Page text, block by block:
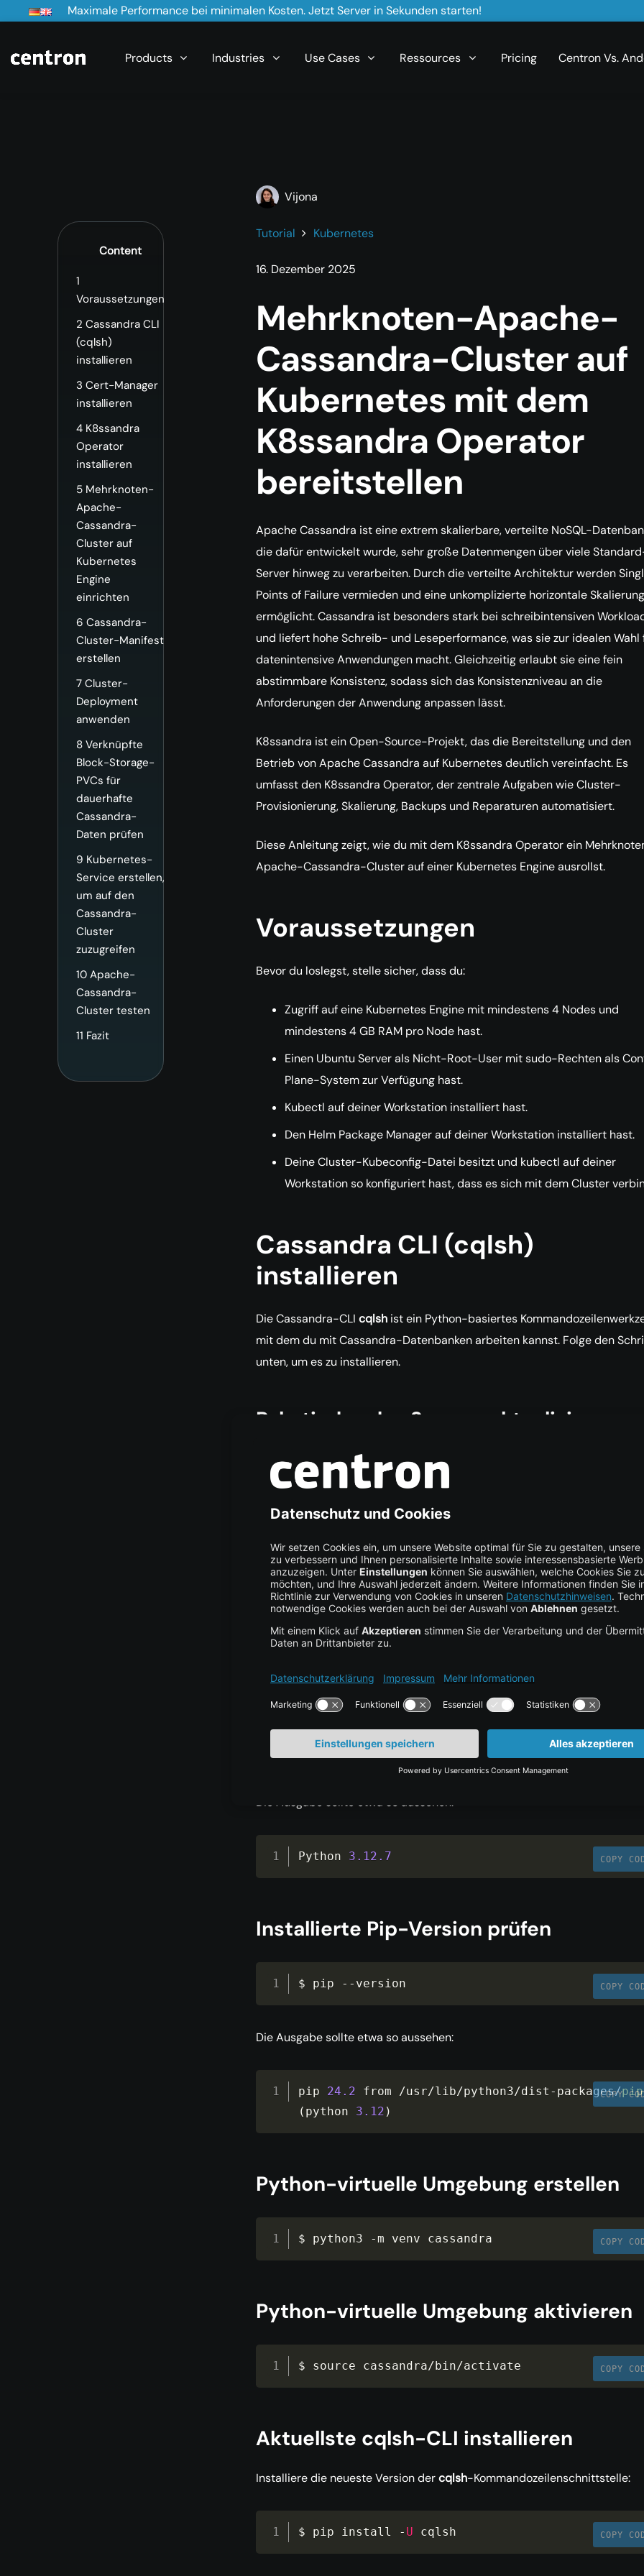
Maximale Performance bei minimalen Kosten. Jetzt Server in Sekunden starten!
Products Industries Use Cases Ressources Pricing Centron Vs.
Content
1
Voraussetzungen
2 Cassandra CLI
(cqlsh)
installieren
3 Cert-Manager
installieren
4 K8ssandra
Operator
installieren
5 Mehrknoten-
Apache-
Cassandra-
Cluster auf
Kubernetes
Engine
einrichten
6 Cassandra-
Cluster-Manifest
erstellen
7 Cluster-
Deployment
anwenden
8 Verknüpfte
Block-Storage-
PVCs für
dauerhafte
Cassandra-
Daten prüfen
9 Kubernetes-
Service erstellen,
um auf den
Cassandra-
Cluster
zuzugreifen
10 Apache-
Cassandra-
Cluster testen
11 Fazit
Vijona
Tutorial Kubernetes
16. Dezember 2025
Mehrknoten-Apache-
Cassandra-Cluster auf
Kubernetes mit dem
K8ssandra Operator
bereitstellen
Apache Cassandra ist eine extrem skalierbare, verteilte NoSQL-
die dafür entwickelt wurde, sehr große Datenmengen über viele
Server hinweg zu verarbeiten. Durch die verteilte Architektur werden
Points of Failure vermieden und eine unkomplizierte horizontale Skalierung
ermöglicht. Cassandra ist besonders stark bei schreibintensiven
und liefert hohe Schreib- und Leseperformance, was sie zur idealen Wahl
datenintensive Anwendungen macht. Gleichzeitig erlaubt sie eine fein
abstimmbare Konsistenz, sodass sich das Konsistenzniveau an die
Anforderungen der Anwendung anpassen lässt.
K8ssandra ist ein Open-Source-Projekt, das die Bereitstellung und den
Betrieb von Apache Cassandra auf Kubernetes deutlich vereinfacht. Es
umfasst den K8ssandra Operator, der zentrale Aufgaben wie Cluster-
Provisionierung, Skalierung, Backups und Reparaturen automatisiert.
Diese Anleitung zeigt, wie du mit dem K8ssandra Operator ein
Apache-Cassandra-Cluster auf einer Kubernetes Engine ausrollst.
Voraussetzungen
Bevor du loslegst, stelle sicher, dass du:
Zugriff auf eine Kubernetes Engine mit mindestens 4 Nodes und
mindestens 4 GB RAM pro Node hast.
Einen Ubuntu Server als Nicht-Root-User mit sudo-Rechten als
Plane-System zur Verfügung hast.
Kubectl auf deiner Workstation installiert hast.
Den Helm Package Manager auf deiner Workstation installiert hast.
Deine Cluster-Kubeconfig-Datei besitzt und kubectl auf deiner
Workstation so konfiguriert hast, dass es sich mit dem Cluster
Cassandra CLI (cqlsh)
installieren
Die Cassandra-CLI cqlshist ein Python-basiertes
mit dem du mit Cassandra-Datenbanken arbeiten kannst. Folge den
unten, um es zu installieren.
Paketindex des Servers aktualisieren
$ sudo apt update
Python und Pip installieren
COPY
$ sudo apt install -y python3 python3-pip
Installierte Python-Version prüfen
COPY
$ python3 -- version
Die Ausgabe sollte etwa so aussehen:
COPY
Python 3.12 .7
Installierte Pip-Version prüfen
COPY
$ pip -- version
Die Ausgabe sollte etwa so aussehen:
COPY
pip 24.2 from /usr/lib/python3/dist - packages/pip
( python 3.12 )
Python-virtuelle Umgebung erstellen
COPY
$ python3 -m venv cassandra
Python-virtuelle Umgebung aktivieren
COPY
$ source cassandra/bin/activate
Aktuellste cqlsh-CLI installieren
Installiere die neueste Version dercqlsh-Kommandozeilenschnittstelle:
COPY
$ pip install - U cqlsh